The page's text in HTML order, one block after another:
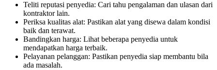
Teliti reputasi penyedia: Cari tahu pengalaman dan ulasan dari
kontraktor lain.
Periksa kualitas alat: Pastikan alat yang disewa dalam kondisi
baik dan terawat.
Bandingkan harga: Lihat beberapa penyedia untuk
mendapatkan harga terbaik.
Pelayanan pelanggan: Pastikan penyedia siap membantu bila
ada masalah.